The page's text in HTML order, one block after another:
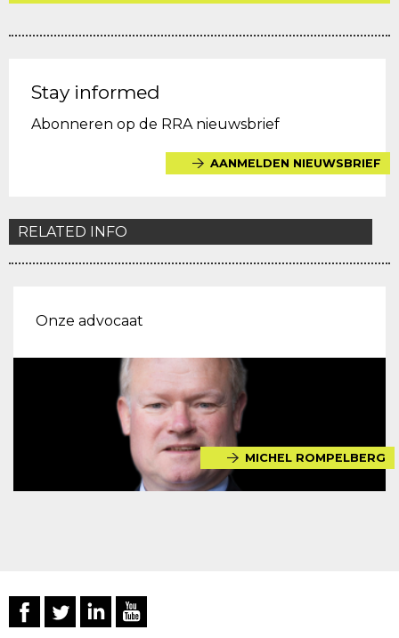
Stay informed
Abonneren op de RRA nieuwsbrief
AANMELDEN NIEUWSBRIEF
RELATED INFO
Onze advocaat
MICHEL ROMPELBERG